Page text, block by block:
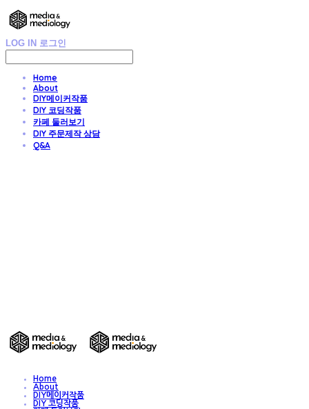
LOG IN 로그인
Home
About
DIY메이커작품
DIY 코딩작품
카페 둘러보기
DIY 주문제작 상담
Q&A
Home
About
DIY메이커작품
DIY 코딩작품